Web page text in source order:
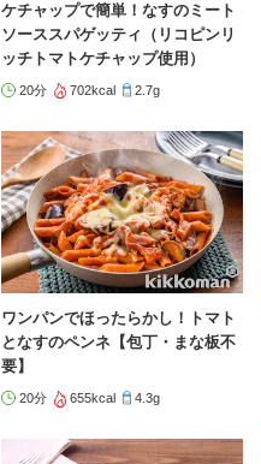
ケチャップで簡単！なすのミート
ソーススパゲッティ（リコピンリ
ッチトマトケチャップ使用）
20分 702kcal 2.7g
ワンパンでほったらかし！トマト
となすのペンネ【包丁・まな板不
要】
20分 655kcal 4.3g